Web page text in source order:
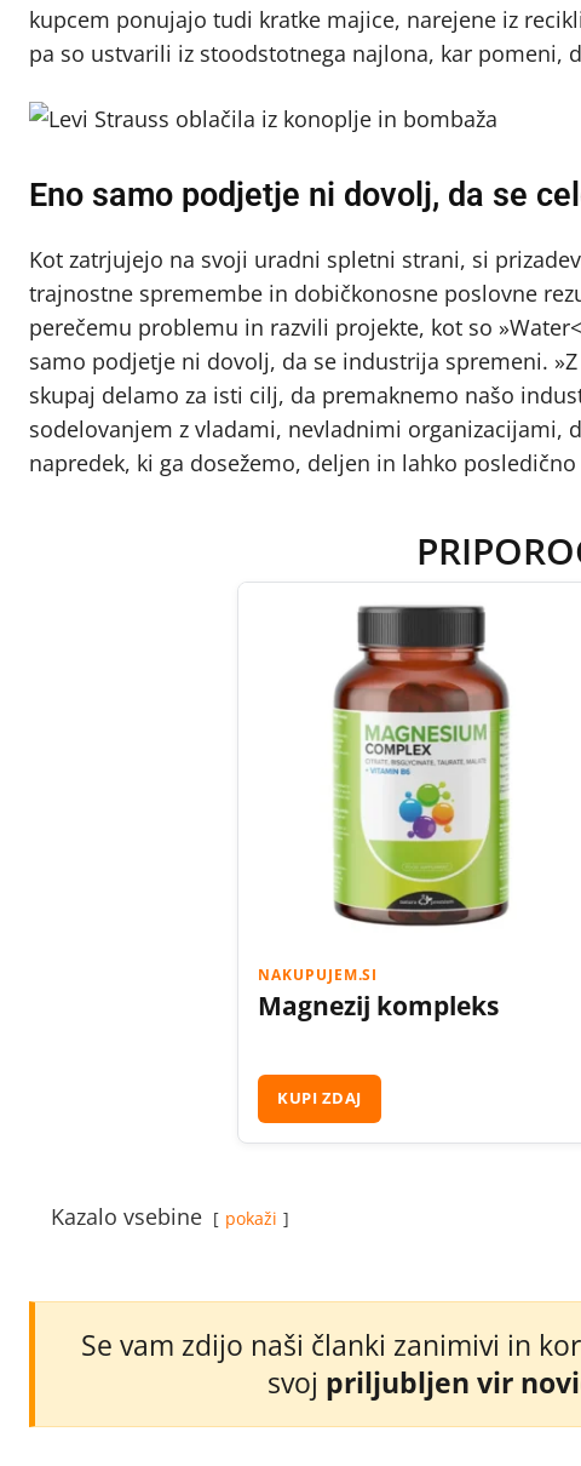
kupcem ponujajo tudi kratke majice, narejene iz
pa so ustvarili iz stoodstotnega najlona, kar pomeni,
Eno samo podjetje ni dovolj, da se
Kot zatrjujejo na svoji uradni spletni strani, si
trajnostne spremembe in dobičkonosne poslovne
perečemu problemu in razvili projekte, kot so
samo podjetje ni dovolj, da se industrija spremeni.
skupaj delamo za isti cilj, da premaknemo našo
sodelovanjem z vladami, nevladnimi
napredek, ki ga dosežemo, deljen in lahko
NAKUPUJEM.SI
Magnezij kompleks
KUPI ZDAJ
Kazalo vsebine pokaži
Se vam zdijo naši članki zanimivi in
svoj priljubljen vir